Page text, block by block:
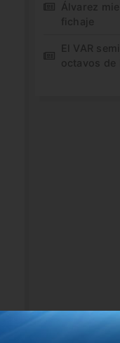
Álvarez
fichaje
El VAR
octavos de